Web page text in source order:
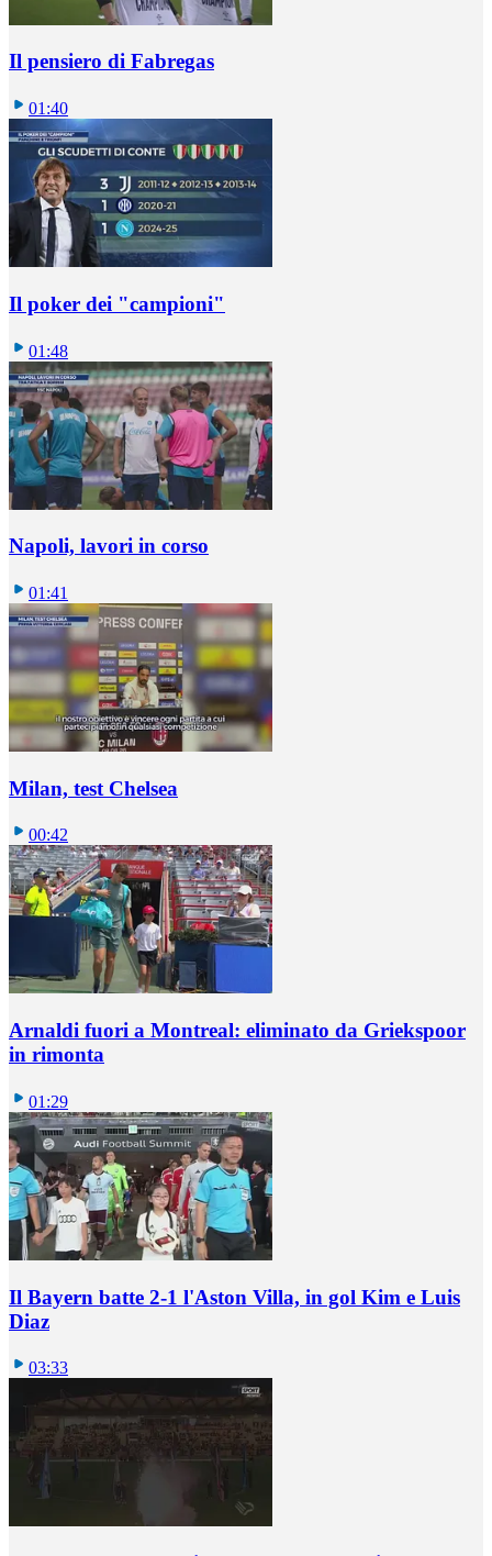
Il pensiero di Fabregas
01:40
Il poker dei "campioni"
01:48
Napoli, lavori in corso
01:41
Milan, test Chelsea
00:42
Arnaldi fuori a Montreal: eliminato da Griekspoor
in rimonta
01:29
Il Bayern batte 2-1 l'Aston Villa, in gol Kim e Luis
Diaz
03:33